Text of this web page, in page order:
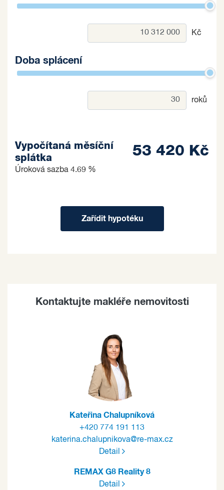
Kč
Doba splácení
roků
Vypočítaná měsíční
splátka
Úroková sazba 4.69 %
53 420 Kč
Zařídit hypotéku
Kontaktujte makléře nemovitosti
Kateřina Chalupníková
+420 774 191 113
katerina.chalupnikova@re-max.cz
Detail
REMAX G8 Reality 8
Detail